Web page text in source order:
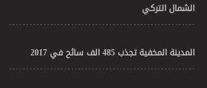
الشمال التركي
المدينة المخفية تجذب 485 الف سائح في 2017